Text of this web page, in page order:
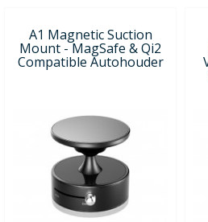
A1 Magnetic Suction
Mount - MagSafe & Qi2
Compatible Autohouder